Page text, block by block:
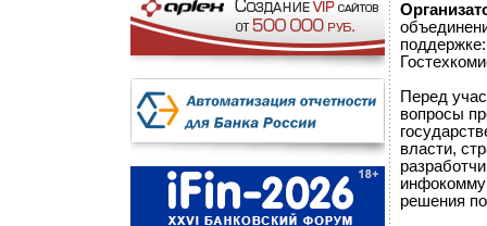
Перед
вопросы
власти,
решения